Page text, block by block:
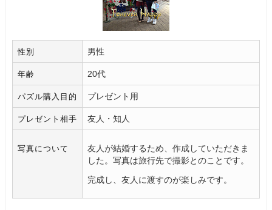
性別 男性
年齢 20代
パズル購入目的 プレゼント用
プレゼント相手 友人・知人
写真について
友人が結婚するため、作成していただきま
した。写真は旅行先で撮影とのことです。
完成し、友人に渡すのが楽しみです。